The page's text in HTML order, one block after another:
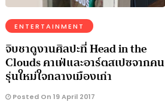
ENTERTAINMENT
จิบชาดูงานศิลปะที่ Head in the
Clouds คาเฟ่และอาร์ตสเปซจากคน
รุ่นใหม่ใจกลางเมืองเก่า
Posted On 19 April 2017